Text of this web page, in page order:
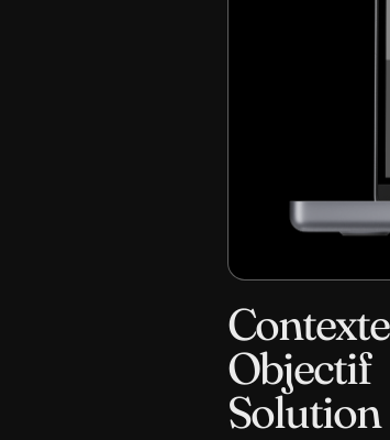
Contexte
Objectif
Solution